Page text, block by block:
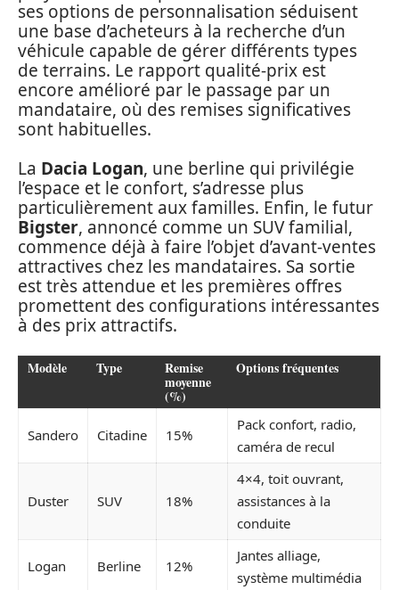
ses options de personnalisation séduisent
une base d’acheteurs à la recherche d’un
véhicule capable de gérer différents types
de terrains. Le rapport qualité-prix est
encore amélioré par le passage par un
mandataire, où des remises significatives
sont habituelles.
La Dacia Logan, une berline qui privilégie
l’espace et le confort, s’adresse plus
particulièrement aux familles. Enfin, le futur
Bigster, annoncé comme un SUV familial,
commence déjà à faire l’objet d’avant-ventes
attractives chez les mandataires. Sa sortie
est très attendue et les premières offres
promettent des configurations intéressantes
à des prix attractifs.
Modèle Type Remise
moyenne
(%)
Options fréquentes
Sandero Citadine 15%
Pack confort, radio,
caméra de recul
Duster SUV 18%
4×4, toit ouvrant,
assistances à la
conduite
Logan Berline 12%
Jantes alliage,
système multimédia